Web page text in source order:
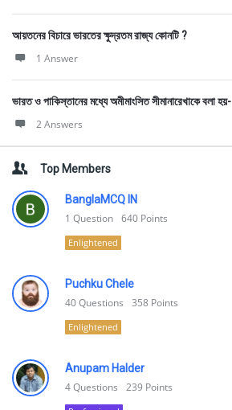
আয়তনের বিচারে ভারতের ক্ষুদ্রতম রাজ্য কোনটি ?
1 Answer
ভারত ও পাকিস্তানের মধ্যে অমীমাংসিত সীমানারেখাকে বলা হয়-
2 Answers
Top Members
BanglaMCQ IN
1 Question 640 Points
Enlightened
Puchku Chele
40Questions 358 Points
Enlightened
Anupam Halder
4Questions 239 Points